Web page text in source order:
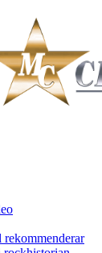
rekommenderar